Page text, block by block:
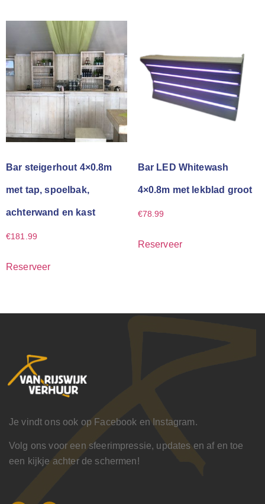
Bar steigerhout 4×0.8m
met tap, spoelbak,
achterwand en kast
€181.99
Reserveer
Bar LED Whitewash
4×0.8m met lekblad groot
€78.99
Reserveer
Je vindt ons ook op Facebook en Instagram.
Volg ons voor een sfeerimpressie, updates en af en toe
een kijkje achter de schermen!